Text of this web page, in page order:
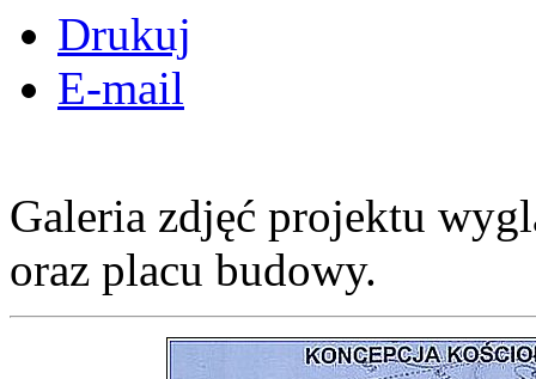
Drukuj
E-mail
Galeria zdjęć projektu
oraz placu budowy.